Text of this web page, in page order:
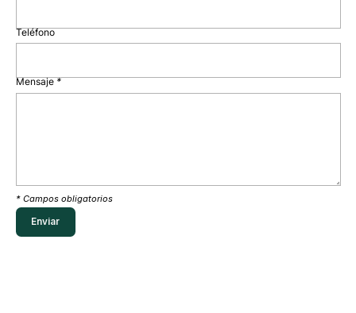
Teléfono
Mensaje *
* Campos obligatorios